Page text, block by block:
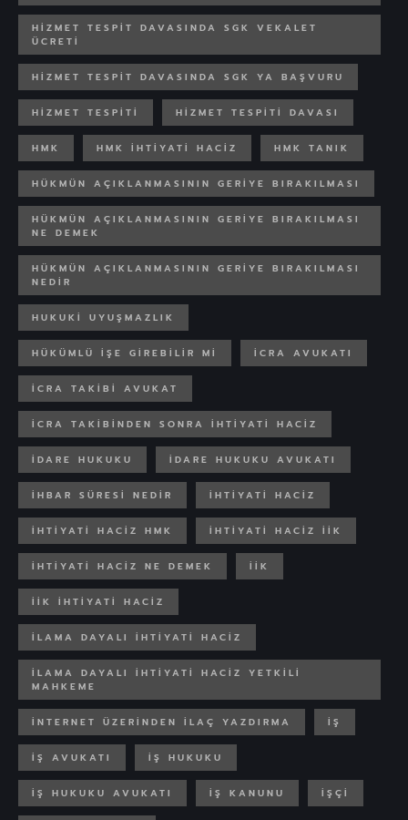
HIZMET TESPIT DAVASINDA SGK VEKALET
ÜCRETI
HIZMET TESPIT DAVASINDA SGK YA BAŞVURU
HIZMET TESPITI HIZMET TESPITI DAVASI
HMK HMK IHTIYATI HACIZ HMK TANIK
HÜKMÜN AÇIKLANMASININ GERIYE BIRAKILMASI
HÜKMÜN AÇIKLANMASININ GERIYE BIRAKILMASI
NE DEMEK
HÜKMÜN AÇIKLANMASININ GERIYE BIRAKILMASI
NEDIR
HUKUKI UYUŞMAZLIK
HÜKÜMLÜ IŞE GIREBILIR MI ICRA AVUKATI
ICRA TAKIBI AVUKAT
ICRA TAKIBINDEN SONRA IHTIYATI HACIZ
IDARE HUKUKU IDARE HUKUKU AVUKATI
IHBAR SÜRESI NEDIR IHTIYATI HACIZ
IHTIYATI HACIZ HMK IHTIYATI HACIZ IIK
IHTIYATI HACIZ NE DEMEK IIK
IIK IHTIYATI HACIZ
ILAMA DAYALI IHTIYATI HACIZ
ILAMA DAYALI IHTIYATI HACIZ YETKILI
MAHKEME
INTERNET ÜZERINDEN ILAÇ YAZDIRMA IŞ
IŞ AVUKATI IŞ HUKUKU
İŞ HUKUKU AVUKATI İŞ KANUNU IŞÇI